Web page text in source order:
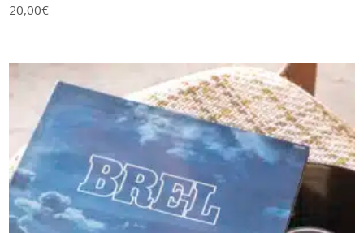
20,00€